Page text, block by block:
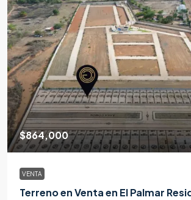
$864,000
VENTA
Terreno en Venta en El Palmar